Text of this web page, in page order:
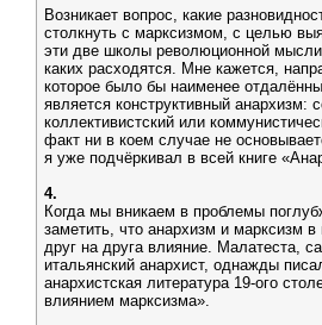
Возникает вопрос, какие
столкнуть с марксизмом, с целью
эти две школы революционной
каких расходятся. Мне кажется,
которое было бы наименее
является конструктивный анархизм:
коллективистский или
факт ни в коем случае не
я уже подчёркивал в всей книге
4.
Когда мы вникаем в проблемы
заметить, что анархизм и марксизм
друг на друга влияние. Малатеста,
итальянский анархист, однажды
анархистская литература 19-ого
влиянием марксизма».